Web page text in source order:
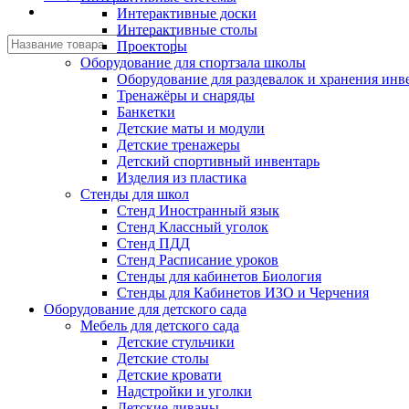
Интерактивные доски
Интерактивные столы
Проекторы
Оборудование для спортзала школы
Оборудование для раздевалок и хранения
Тренажёры и снаряды
Банкетки
Детские маты и модули
Детские тренажеры
Детский спортивный инвентарь
Изделия из пластика
Стенды для школ
Стенд Иностранный язык
Стенд Классный уголок
Стенд ПДД
Стенд Расписание уроков
Стенды для кабинетов Биология
Стенды для Кабинетов ИЗО и Черчения
Оборудование для детского сада
Мебель для детского сада
Детские стульчики
Детские столы
Детские кровати
Надстройки и уголки